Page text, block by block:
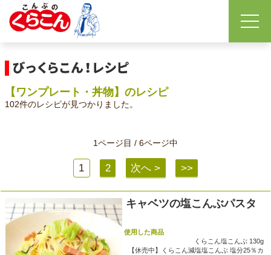
【ワンプレート・丼物】のレシピ
102件のレシピが見つかりました。
1ページ目 / 6ページ中
1 2 次へ > >>
キャベツの塩こんぶパスタ
使用した商品
くらこん塩こんぶ 130g
【休売中】くらこん減塩塩こんぶ 塩分25％カ